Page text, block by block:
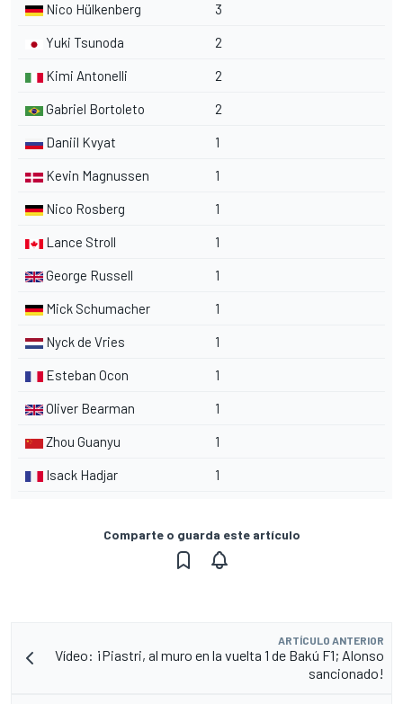
Nico Hülkenberg 3
Yuki Tsunoda 2
Kimi Antonelli 2
Gabriel Bortoleto 2
Daniil Kvyat 1
Kevin Magnussen 1
Nico Rosberg 1
Lance Stroll 1
George Russell 1
Mick Schumacher 1
Nyck de Vries 1
Esteban Ocon 1
Oliver Bearman 1
Zhou Guanyu 1
Isack Hadjar 1
Comparte o guarda este artículo
ARTÍCULO ANTERIOR
Vídeo: ¡Piastri, al muro en la vuelta 1 de Bakú F1; Alonso
sancionado!